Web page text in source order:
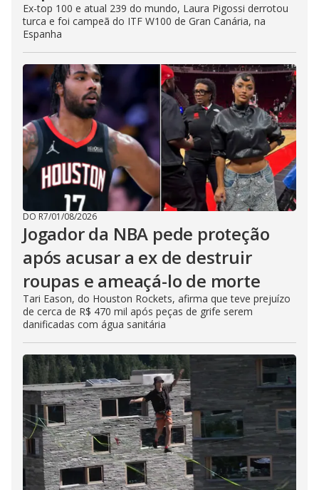
Ex-top 100 e atual 239 do mundo, Laura Pigossi derrotou
turca e foi campeã do ITF W100 de Gran Canária, na
Espanha
DO R7/01/08/2026
Jogador da NBA pede proteção
após acusar a ex de destruir
roupas e ameaçá-lo de morte
Tari Eason, do Houston Rockets, afirma que teve prejuízo
de cerca de R$ 470 mil após peças de grife serem
danificadas com água sanitária